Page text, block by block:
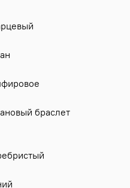
браслет